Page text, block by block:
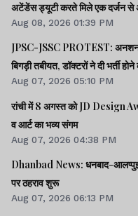
अटेंडेंस ड्यूटी करते मिले एक दर्जन से
Aug 08, 2026 01:39 PM
JPSC-JSSC PROTEST: अनशन
बिगड़ी तबीयत, डॉक्टरों ने दी भर्ती
Aug 07, 2026 05:10 PM
रांची में 8 अगस्त को JD Design
व आर्ट का भव्य संगम
Aug 07, 2026 04:38 PM
Dhanbad News: धनबाद-
पर ठहराव शुरू
Aug 07, 2026 06:13 PM